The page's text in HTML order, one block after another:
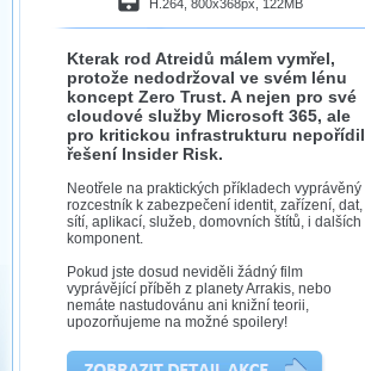
H.264, 800x368px, 122MB
Kterak rod Atreidů málem vymřel,
protože nedodržoval ve svém lénu
koncept Zero Trust. A nejen pro své
cloudové služby Microsoft 365, ale
pro kritickou infrastrukturu nepořídil
řešení Insider Risk.
Neotřele na praktických příkladech vyprávěný
rozcestník k zabezpečení identit, zařízení, dat,
sítí, aplikací, služeb, domovních štítů, i dalších
komponent.
Pokud jste dosud neviděli žádný film
vyprávějící příběh z planety Arrakis, nebo
nemáte nastudovánu ani knižní teorii,
upozorňujeme na možné spoilery!